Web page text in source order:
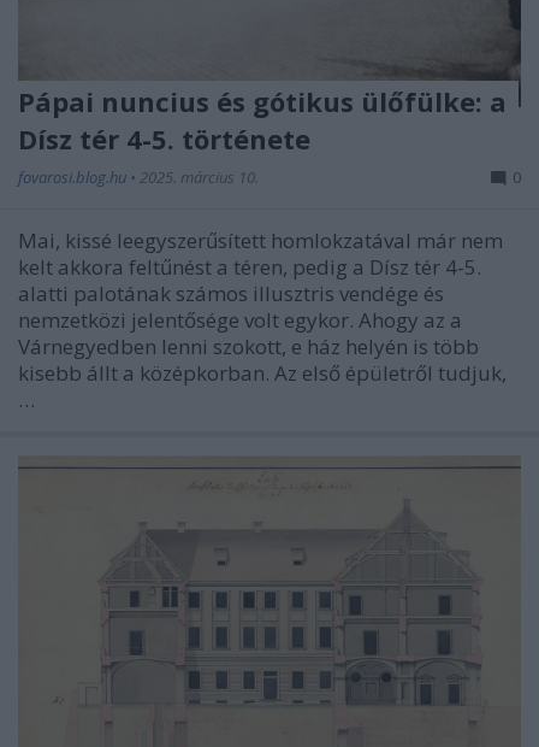
Pápai nuncius és gótikus ülőfülke: a
Dísz tér 4-5. története
fovarosi.blog.hu • 2025. március 10. 0
Mai, kissé leegyszerűsített homlokzatával már nem
kelt akkora feltűnést a téren, pedig a Dísz tér 4-5.
alatti palotának számos illusztris vendége és
nemzetközi jelentősége volt egykor. Ahogy az a
Várnegyedben lenni szokott, e ház helyén is több
kisebb állt a középkorban. Az első épületről tudjuk,
…